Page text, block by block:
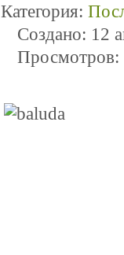
Категория:
Создано: 12
Просмотров: